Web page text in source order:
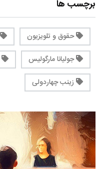
برچسب ها
حقوق و تلویزیون
جولیانا مارگولیس
زینب چهاردولی